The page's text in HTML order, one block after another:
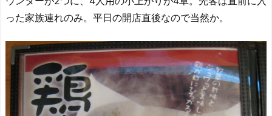
った家族連れのみ。平日の開店直後なので当然か。